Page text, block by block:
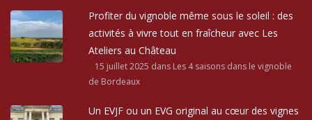
Profiter du vignoble même sous le soleil : des
activités à vivre tout en fraîcheur avec Les
Ateliers au Château
15 juillet 2025 dans Les 4 saisons dans le vignoble
de Bordeaux
Un EVJF ou un EVG original au cœur des vignes